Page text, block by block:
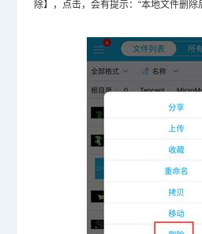
除】，点击，会有提示：“本地文件删除